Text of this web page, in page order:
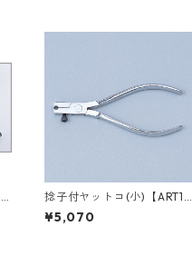
捻子付ヤットコ(小)【ART10
600】
¥5,070